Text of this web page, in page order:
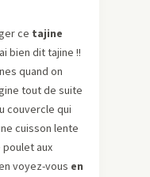
ce tajine
bien dit tajine !!
quand on
tout de suite
couvercle qui
cuisson lente
aux
voyez-vous en